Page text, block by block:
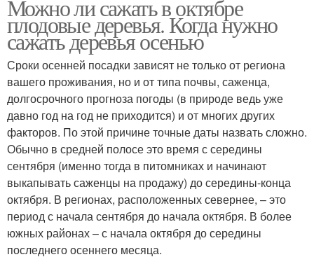
Можно ли сажать в октябре
плодовые деревья. Когда нужно
сажать деревья осенью
Сроки осенней посадки зависят не только от региона
вашего проживания, но и от типа почвы, саженца,
долгосрочного прогноза погоды (в природе ведь уже
давно год на год не приходится) и от многих других
факторов. По этой причине точные даты назвать сложно.
Обычно в средней полосе это время с середины
сентября (именно тогда в питомниках и начинают
выкапывать саженцы на продажу) до середины-конца
октября. В регионах, расположенных севернее, – это
период с начала сентября до начала октября. В более
южных районах – с начала октября до середины
последнего осеннего месяца.